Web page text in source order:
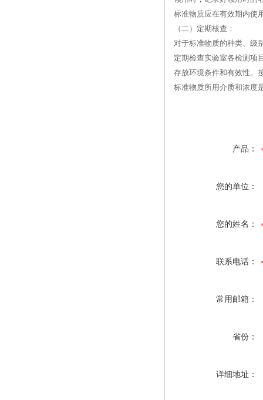
标准物质应在有效期内使
（二）定期核查：
对于标准物质的种类、级
定期检查实验室各检测项
存放环境条件和有效性。
标准物质所用介质和浓度
产品：
您的单位：
您的姓名：
联系电话：
常用邮箱：
省份：
详细地址：